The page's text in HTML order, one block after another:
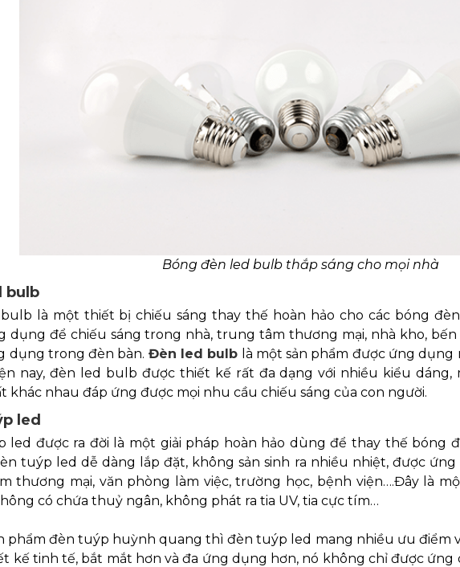
Bóng đèn led bulb thắp sáng cho mọi nhà
bulb
là một thiết bị chiếu sáng thay thế hoàn hảo cho các bóng
dụng để chiếu sáng trong nhà, trung tâm thương mại, nhà kho,
dụng trong đèn bàn. Đèn led bulb là một sản phẩm được ứng
nay, đèn led bulb được thiết kế rất đa dạng với nhiều kiểu dáng,
khác nhau đáp ứng được mọi nhu cầu chiếu sáng của con người.
led
led được ra đời là một giải pháp hoàn hảo dùng để thay thế bóng
tuýp led dễ dàng lắp đặt, không sản sinh ra nhiều nhiệt, được
thương mại, văn phòng làm việc, trường học, bệnh viện….Đây là
có chứa thuỷ ngân, không phát ra tia UV, tia cực tím…
phẩm đèn tuýp huỳnh quang thì đèn tuýp led mang nhiều ưu điểm
kế tinh tế, bắt mắt hơn và đa ứng dụng hơn, nó không chỉ được ứng